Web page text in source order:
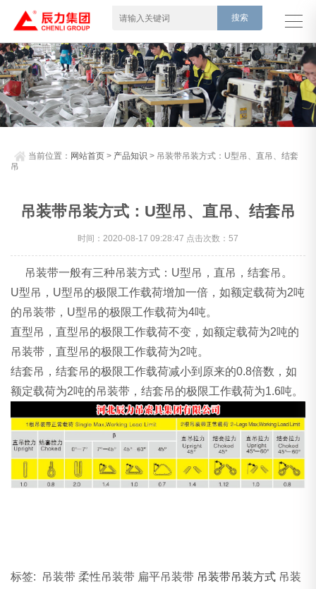
当前位置： 网站首页 > 产品知识 > 吊装带吊装方式：U型吊、直吊、结套
吊
吊装带吊装方式：U型吊、直吊、结套吊
时间：2020-08-17 09:28:47 点击次数：57
吊装带一般有三种吊装方式：U型吊，直吊，结套吊。
U型吊，U型吊的极限工作载荷增加一倍，如额定载荷为2吨
的吊装带，U型吊的极限工作载荷为4吨。
直型吊，直型吊的极限工作载荷不变，如额定载荷为2吨的
吊装带，直型吊的极限工作载荷为2吨。
结套吊，结套吊的极限工作载荷减小到原来的0.8倍数，如
额定载荷为2吨的吊装带，结套吊的极限工作载荷为1.6吨。
标签: 吊装带 柔性吊装带 扁平吊装带 吊装带吊装方式 吊装